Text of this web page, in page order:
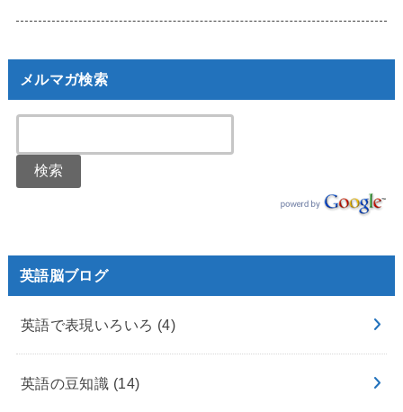
メルマガ検索
英語脳ブログ
英語で表現いろいろ (4)
英語の豆知識 (14)